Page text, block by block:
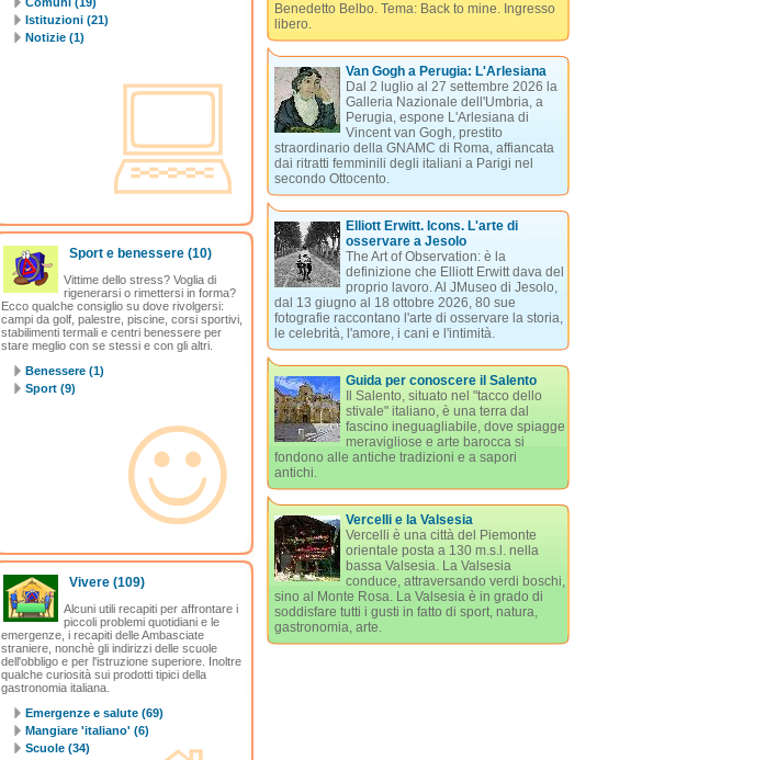
Istituzioni (21)
Notizie (1)
Sport e benessere(10)
Vittime dello stress? Voglia di
rigenerarsi o rimettersi in forma?
Ecco qualche consiglio su dove rivolgersi:
campi da golf, palestre, piscine, corsi sportivi,
stabilimenti termali e centri benessere per
stare meglio con se stessi e con gli altri.
Benessere (1)
Sport (9)
Vivere(109)
Alcuni utili recapiti per affrontare i
piccoli problemi quotidiani e le
emergenze, i recapiti delle Ambasciate
straniere, nonchè gli indirizzi delle scuole
dell'obbligo e per l'istruzione superiore. Inoltre
qualche curiosità sui prodotti tipici della
gastronomia italiana.
Emergenze e salute (69)
Mangiare 'italiano' (6)
Scuole (34)
Benedetto Belbo. Tema: Back to mine. Ingresso
libero.
Van Gogh a Perugia: L'Arlesiana
Dal 2 luglio al 27 settembre 2026 la
Galleria Nazionale dell'Umbria, a
Perugia, espone L'Arlesiana di
Vincent van Gogh, prestito
straordinario della GNAMC di Roma, affiancata
dai ritratti femminili degli italiani a Parigi nel
secondo Ottocento.
Elliott Erwitt. Icons. L'arte di
osservare a Jesolo
The Art of Observation: è la
definizione che Elliott Erwitt dava del
proprio lavoro. Al JMuseo di Jesolo,
dal 13 giugno al 18 ottobre 2026, 80 sue
fotografie raccontano l'arte di osservare la storia,
le celebrità, l'amore, i cani e l'intimità.
Guida per conoscere il Salento
Il Salento, situato nel "tacco dello
stivale" italiano, è una terra dal
fascino ineguagliabile, dove spiagge
meravigliose e arte barocca si
fondono alle antiche tradizioni e a sapori
antichi.
Vercelli e la Valsesia
Vercelli è una città del Piemonte
orientale posta a 130 m.s.l. nella
bassa Valsesia. La Valsesia
conduce, attraversando verdi boschi,
sino al Monte Rosa. La Valsesia è in grado di
soddisfare tutti i gusti in fatto di sport, natura,
gastronomia, arte.